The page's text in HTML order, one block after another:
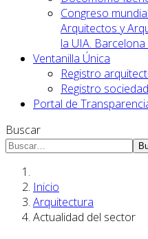
Congreso
Arquitectos y
la UIA.
Ventanilla Única
Registro
Registro
Portal de
Buscar
Inicio
Arquitectura
Actualidad del sector